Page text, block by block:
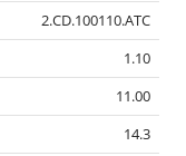
2.CD.100110.ATC
1.10
11.00
14.3